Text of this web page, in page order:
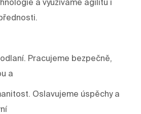
a využíváme agilitu i
Pracujeme bezpečně,
a
Oslavujeme úspěchy a